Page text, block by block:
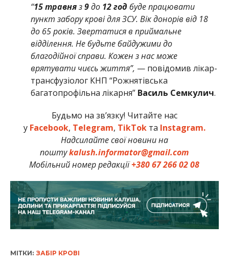
“15 травняз9до 12 год буде працювати
пункт забору крові для ЗСУ. Вік донорів від 18
до 65 років. Звертатися в приймальне
відділення. Не будьте байдужими до
благодійної справи. Кожен з нас може
врятувати чиєсь життя”, — повідомив лікар-
трансфузіолог КНП “Рожнятівська
багатопрофільна лікарня” Василь Семкулич.
Будьмо на зв’язку! Читайте нас
у Facebook, Telegram, TikTokта Instagram.
Надсилайте свої новини на
поштуkalush.informator@gmail.com
Мобільний номер редакції+380 67 266 02 08
МІТКИ: ЗАБІР КРОВІ